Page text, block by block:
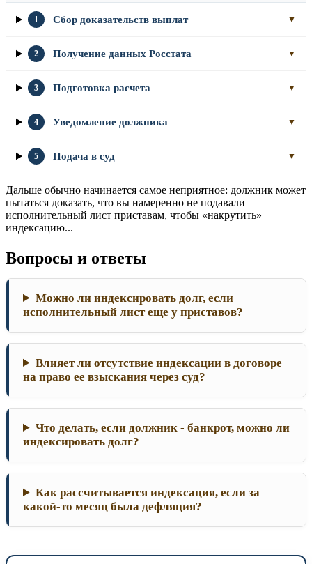
1 Сбор доказательств выплат ▼
2 Получение данных Росстата ▼
3 Подготовка расчета ▼
4 Уведомление должника ▼
5 Подача в суд ▼
Дальше обычно начинается самое неприятное: должник может
пытаться доказать, что вы намеренно не подавали
исполнительный лист приставам, чтобы «накрутить»
индексацию...
Вопросы и ответы
Можно ли индексировать долг, если
исполнительный лист еще у приставов?
Влияет ли отсутствие индексации в договоре
на право ее взыскания через суд?
Что делать, если должник - банкрот, можно ли
индексировать долг?
Как рассчитывается индексация, если за
какой-то месяц была дефляция?